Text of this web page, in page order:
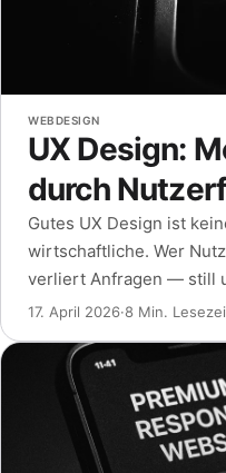
WEBDESIGN
UX Design:
durch
Gutes UX Design ist
wirtschaftliche. Wer
verliert Anfragen — still
17. April 2026·8 Min.